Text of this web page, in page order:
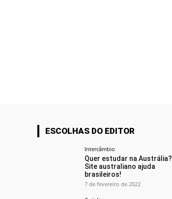
ESCOLHAS DO EDITOR
Intercâmbio
Quer estudar na Austrália?
Site australiano ajuda
brasileiros!
7 de fevereiro de 2022